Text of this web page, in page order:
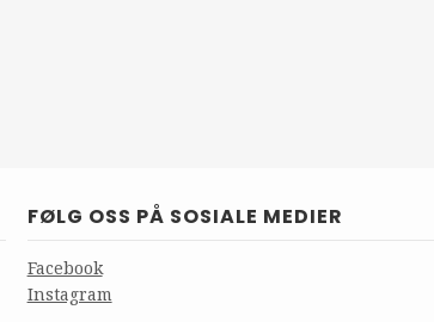
FØLG OSS PÅ SOSIALE MEDIER
Facebook
Instagram